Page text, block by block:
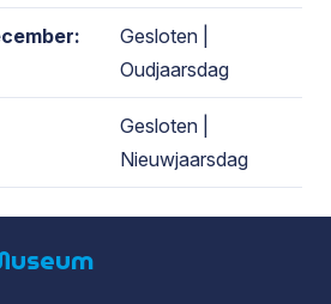
Gesloten
Oudjaarsdag
Gesloten
Nieuwjaarsdag